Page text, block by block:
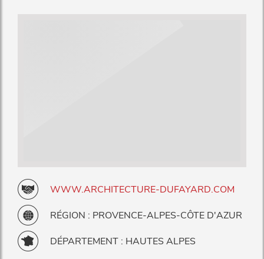
WWW.ARCHITECTURE-DUFAYARD.COM
RÉGION : PROVENCE-ALPES-CÔTE D'AZUR
DÉPARTEMENT : HAUTES ALPES